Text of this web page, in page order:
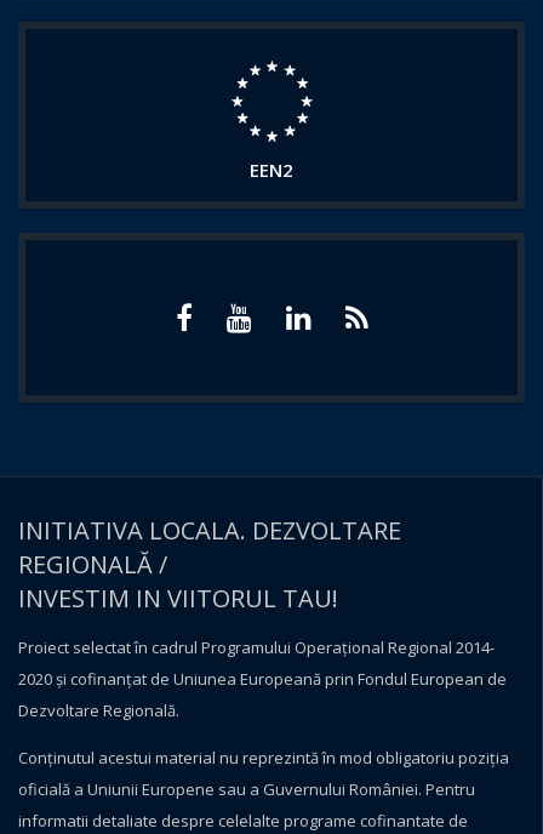
EEN2
INITIATIVA LOCALA. DEZVOLTARE
REGIONALĂ /
INVESTIM IN VIITORUL TAU!
Proiect selectat în cadrul Programului Operațional Regional 2014-
2020 și cofinanțat de Uniunea Europeană prin Fondul European de
Dezvoltare Regională.
Conţinutul acestui material nu reprezintă în mod obligatoriu poziţia
oficială a Uniunii Europene sau a Guvernului României. Pentru
informatii detaliate despre celelalte programe cofinantate de